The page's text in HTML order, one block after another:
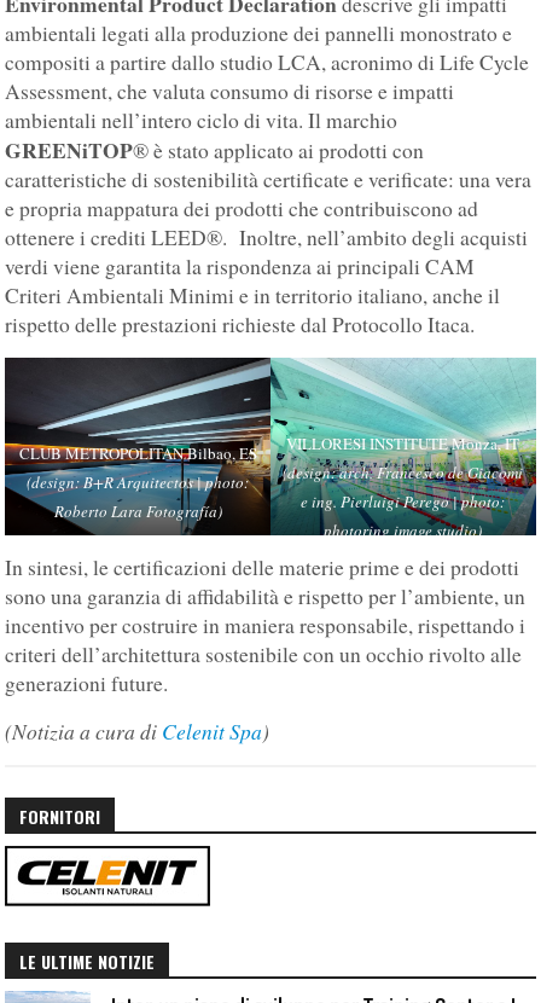
ambientali legati alla produzione dei pannelli monostrato e
compositi a partire dallo studio LCA, acronimo di Life Cycle
Assessment, che valuta consumo di risorse e impatti
ambientali nell’intero ciclo di vita. Il marchio
GREENiTOP® è stato applicato ai prodotti con
caratteristiche di sostenibilità certificate e verificate: una vera
e propria mappatura dei prodotti che contribuiscono ad
ottenere i crediti LEED®. Inoltre, nell’ambito degli acquisti
verdi viene garantita la rispondenza ai principali CAM
Criteri Ambientali Minimi e in territorio italiano, anche il
rispetto delle prestazioni richieste dal Protocollo Itaca.
CLUB METROPOLITAN Bilbao, ES
(design: B+R Arquitectos | photo:
Roberto Lara Fotografía)
VILLORESI INSTITUTE Monza, IT
(design: arch. Francesco de Giacomi
e ing. Pierluigi Perego | photo:
photoring image studio)
In sintesi, le certificazioni delle materie prime e dei prodotti
sono una garanzia di affidabilità e rispetto per l’ambiente, un
incentivo per costruire in maniera responsabile, rispettando i
criteri dell’architettura sostenibile con un occhio rivolto alle
generazioni future.
(Notizia a cura di Celenit Spa)
FORNITORI
LE ULTIME NOTIZIE